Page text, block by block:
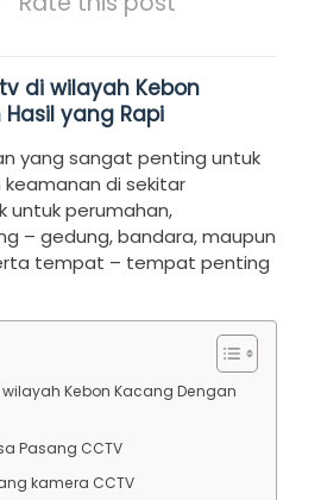
di wilayah Kebon
yang Rapi
yang sangat penting untuk
di sekitar
untuk perumahan,
– gedung, bandara, maupun
tempat – tempat penting
Kebon Kacang Dengan
Pasang CCTV
kamera CCTV